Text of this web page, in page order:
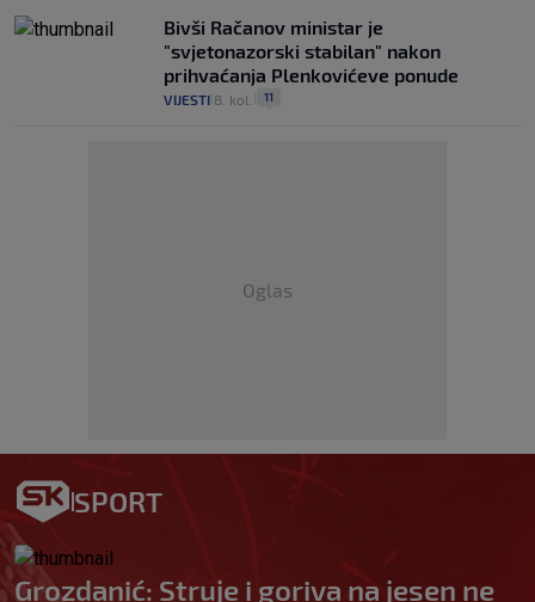
Bivši Račanov ministar je
"svjetonazorski stabilan" nakon
prihvaćanja Plenkovićeve ponude
VIJESTI 8. kol. 11
Oglas
SPORT
Grozdanić: Struje i goriva na jesen ne